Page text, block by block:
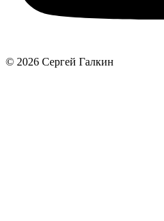
© 2026 Сергей Галкин